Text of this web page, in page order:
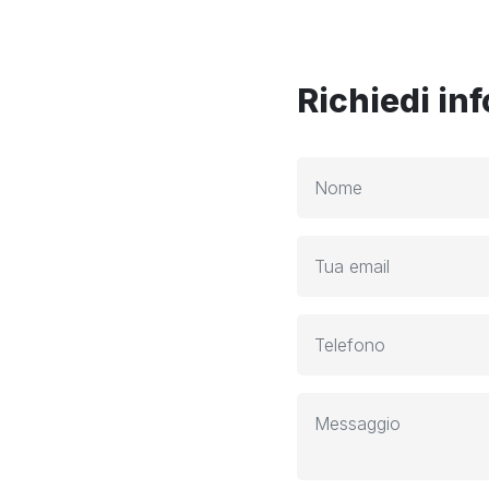
Richiedi